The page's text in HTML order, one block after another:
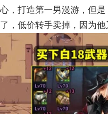
心，打造第一男漫游，但
了，低价转手卖掉，因为他